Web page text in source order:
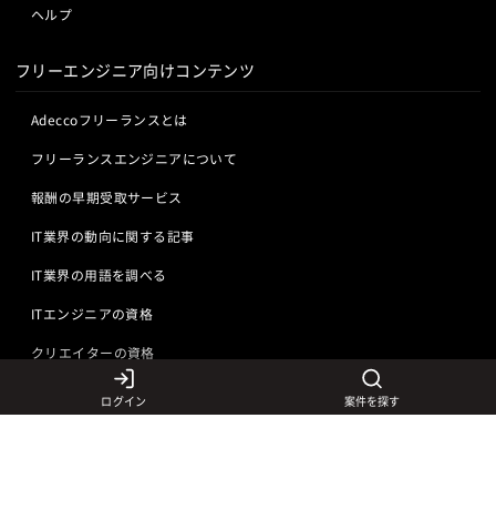
ヘルプ
フリーエンジニア向けコンテンツ
Adeccoフリーランスとは
フリーランスエンジニアについて
報酬の早期受取サービス
IT業界の動向に関する記事
IT業界の用語を調べる
ITエンジニアの資格
クリエイターの資格
言語から探す
ログイン 案件を探す